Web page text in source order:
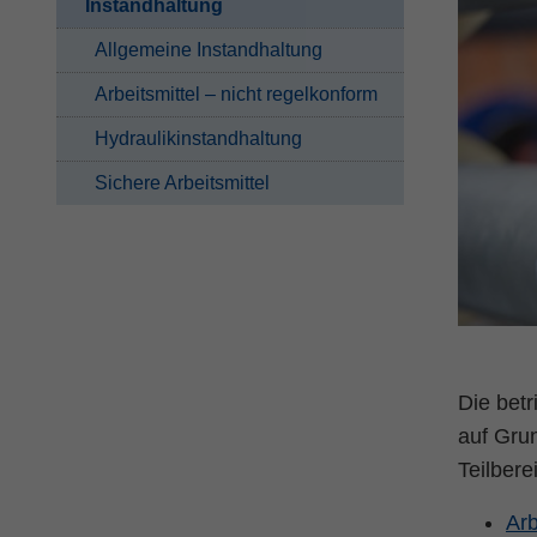
Instandhaltung
Allgemeine Instandhaltung
Arbeitsmittel – nicht regelkonform
Hydraulikinstandhaltung
Sichere Arbeitsmittel
Die
auf